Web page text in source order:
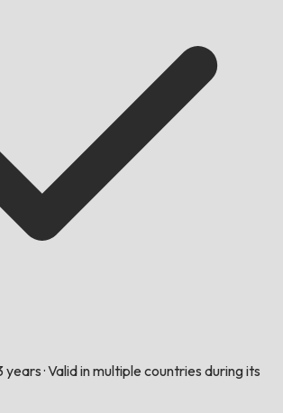
years ·Valid in multiple countries during its